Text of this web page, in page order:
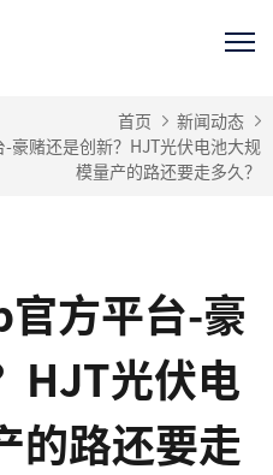
首页
新闻动态
豪赌还是创新？HJT光伏电池大规
模量产的路还要走多久？
方平台-豪
HJT光伏电
的路还要走